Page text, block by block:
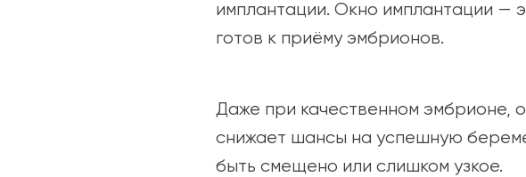
имплантации. Окно имплантации —
готов к приёму эмбрионов.
Даже при качественном эмбрионе,
снижает шансы на успешную
быть смещено или слишком узкое.